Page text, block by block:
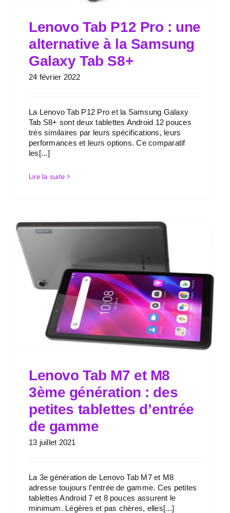
Lenovo Tab P12 Pro : une
alternative à la Samsung
Galaxy Tab S8+
24 février 2022
La Lenovo Tab P12 Pro et la Samsung Galaxy
Tab S8+ sont deux tablettes Android 12 pouces
très similaires par leurs spécifications, leurs
performances et leurs options. Ce comparatif
les[...]
Lire la suite
Lenovo Tab M7 et M8
3ème génération : des
petites tablettes d’entrée
de gamme
13 juillet 2021
La 3e génération de Lenovo Tab M7 et M8
adresse toujours l’entrée de gamme. Ces petites
tablettes Android 7 et 8 pouces assurent le
minimum. Légères et pas chères, elles[...]